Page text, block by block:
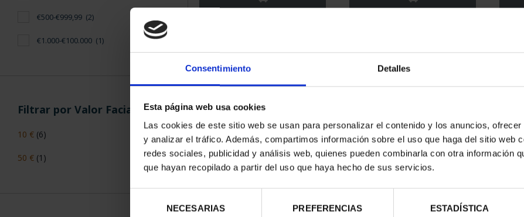
Consentimiento Detalles
Esta página web usa cookies
Las cookies de este sitio web se usan para personalizar el contenido y los anuncios,
y analizar el tráfico. Además, compartimos información sobre el uso que haga del sitio web
redes sociales, publicidad y análisis web, quienes pueden combinarla con otra información
que hayan recopilado a partir del uso que haya hecho de sus servicios.
NECESARIAS PREFERENCIAS ESTADÍSTICA
€500-€999,99 (2)
€1.000-€100.000 (1)
Filtrar por Valor Facial
10 € (6)
50 € (1)
PICASSO (2023) ONZA "LA
ESPERA (MARGOT)"
PICASSO (2023) ONZA
"JACQUELINE SENTADA"